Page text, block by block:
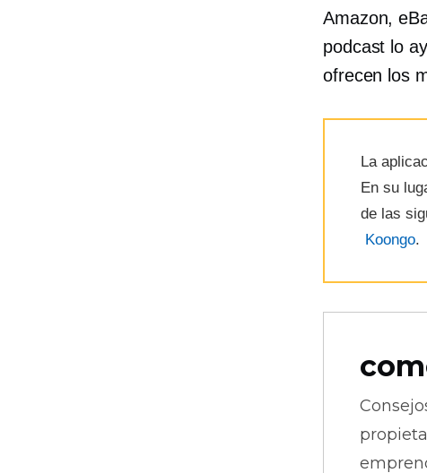
Amazon,
podcast lo
ofrecen los
La
En su
de las
Koongo.